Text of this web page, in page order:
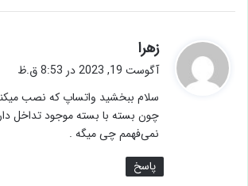
زهرا
آگوست 19, 2023 در 8:53 ق.ظ
سلام ببخشید واتساپ که نصب
چون بسته با بسته موجود تداخل
نمی‌فهمم چی میگه .
پاسخ